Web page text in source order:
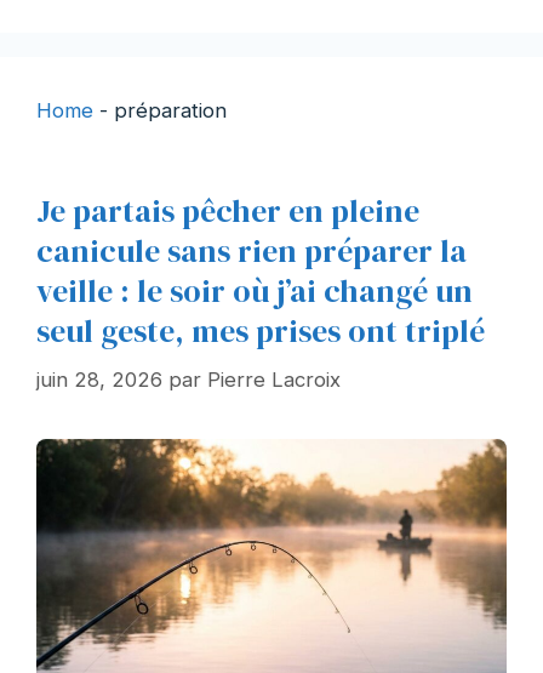
Home - préparation
Je partais pêcher en pleine
canicule sans rien préparer la
veille : le soir où j’ai changé un
seul geste, mes prises ont triplé
juin 28, 2026 par Pierre Lacroix